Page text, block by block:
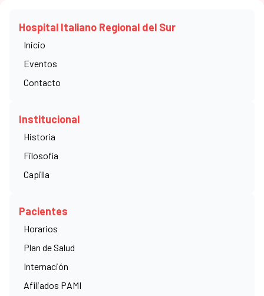
Hospital Italiano Regional del Sur
Inicio
Eventos
Contacto
Institucional
Historia
Filosofía
Capilla
Pacientes
Horarios
Plan de Salud
Internación
Afiliados PAMI
Urología
Urología
Integrantes del servicio